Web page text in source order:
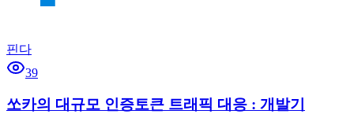
핀다
39
쏘카의 대규모 인증토큰 트래픽 대응 : 개발기